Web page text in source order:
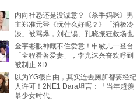
内向社恐还是没诚意？《杀手妈咪》男
主郑准元登《玩什么好呢？》「消极冷
淡」被骂爆，刘在锡、孔晓振狂救场也
动
金宇彬眼神藏不住爱意！申敏儿一登台
「全程看著爱妻」，李光洙兴奋欢呼到
被制止 XD
以为YG很自由，其实连去厕所都要经纪
人许可！2NE1 Dara坦言：「当年超羡
慕少女时代」